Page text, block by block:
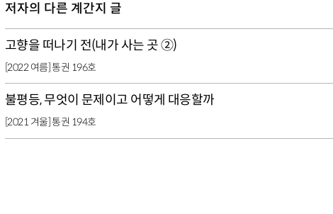
저자의 다른 계간지 글
고향을 떠나기 전(내가 사는 곳 ②)
[2022 여름] 통권 196호
불평등, 무엇이 문제이고 어떻게 대응할까
[2021 겨울] 통권 194호